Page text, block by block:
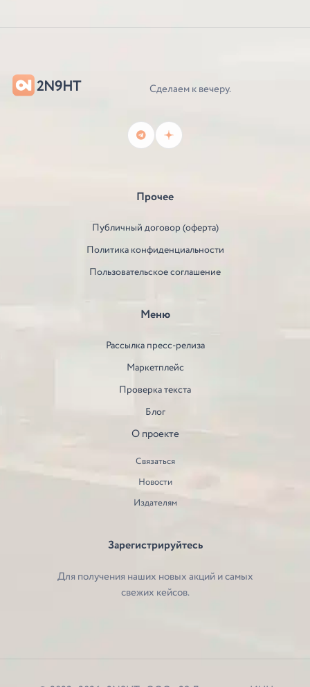
2N9HT Сделаем к вечеру.
Прочее
Публичный договор (оферта)
Политика конфиденциальности
Пользовательское соглашение
Меню
Рассылка пресс-релиза
Маркетплейс
Проверка текста
Блог
О проекте
Связаться
Новости
Издателям
Зарегистрируйтесь
Для получения наших новых акций и самых
свежих кейсов.